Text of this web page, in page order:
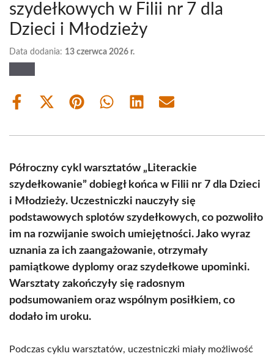
szydełkowych w Filii nr 7 dla
Dzieci i Młodzieży
Data dodania: 13 czerwca 2026 r.
Share
Share
(Twitter)
Share Share Share Share
Półroczny cykl warsztatów „Literackie
szydełkowanie” dobiegł końca w Filii nr 7 dla Dzieci
i Młodzieży. Uczestniczki nauczyły się
podstawowych splotów szydełkowych, co pozwoliło
im na rozwijanie swoich umiejętności. Jako wyraz
uznania za ich zaangażowanie, otrzymały
pamiątkowe dyplomy oraz szydełkowe upominki.
Warsztaty zakończyły się radosnym
podsumowaniem oraz wspólnym posiłkiem, co
dodało im uroku.
Podczas cyklu warsztatów, uczestniczki miały możliwość